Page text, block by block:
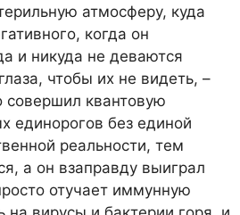
атмосферу, куда
когда он
и никуда не деваются
чтобы их не видеть, –
совершил квантовую
единорогов без единой
реальности, тем
а он взаправду выиграл
отучает иммунную